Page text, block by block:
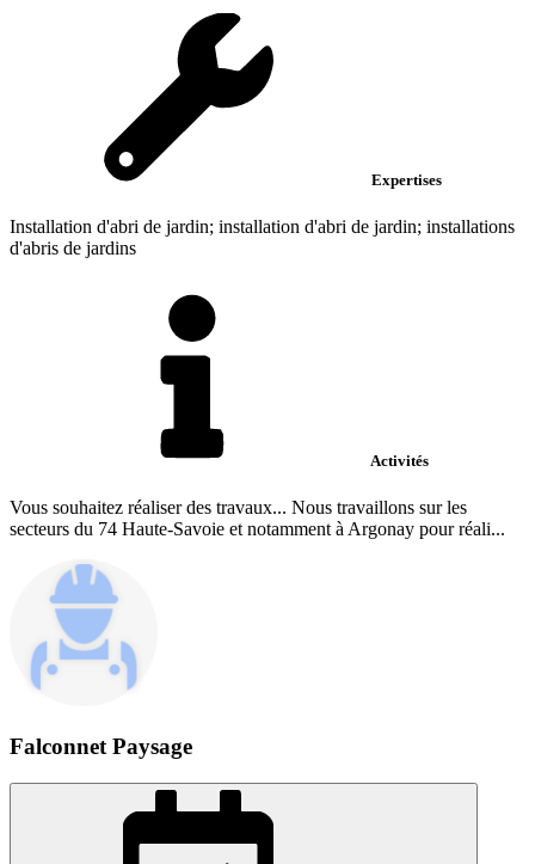
Expertises
Installation d'abri de jardin; installation d'abri de jardin; installations
d'abris de jardins
Activités
Vous souhaitez réaliser des travaux... Nous travaillons sur les
secteurs du 74 Haute-Savoie et notamment à Argonay pour réali...
Falconnet Paysage